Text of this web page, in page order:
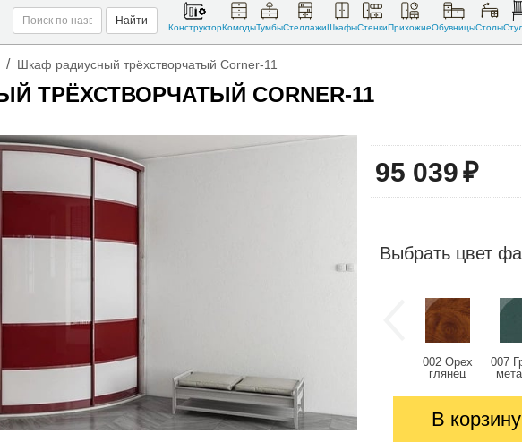
Найти
КонструкторКомодыТумбыСтеллажиШкафыСтенкиПрихожиеОбувницыСтолы
/ Шкаф радиусный трёхстворчатый Corner-11
ТРЁХСТВОРЧАТЫЙ CORNER-11
95 039₽
Выбрать цвет
002 Орех
глянец
007
В корзину